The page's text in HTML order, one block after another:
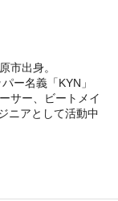
市出身。
ー名義「KYN」
サー、ビートメイ
ニアとして活動中